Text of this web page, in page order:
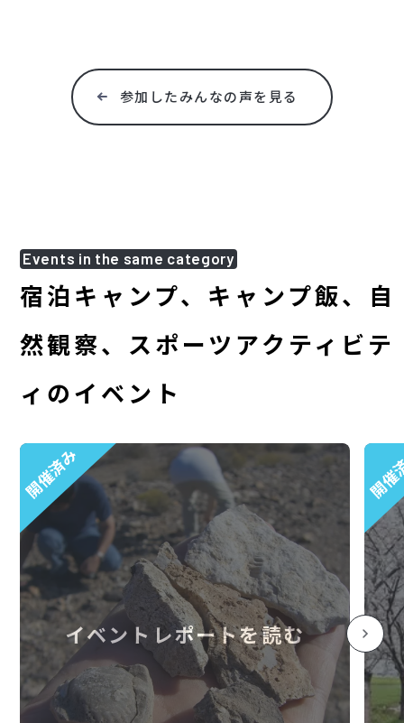
参加したみんなの声を見る
Events in the same category
宿泊キャンプ、キャンプ飯、自
然観察、スポーツアクティビテ
ィのイベント
開催済み
イベントレポートを読む
開